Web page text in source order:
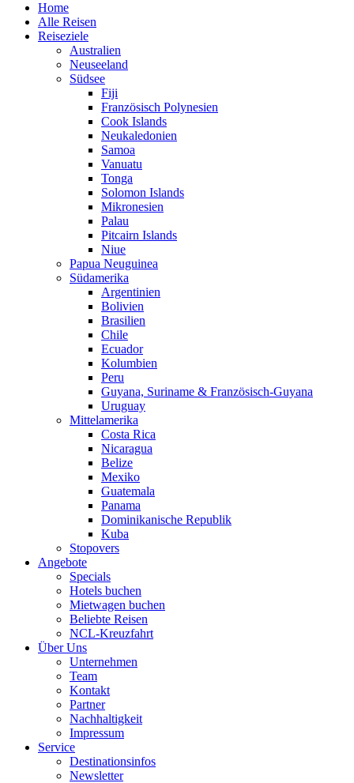
Home
Alle Reisen
Reiseziele
Australien
Neuseeland
Südsee
Fiji
Französisch Polynesien
Cook Islands
Neukaledonien
Samoa
Vanuatu
Tonga
Solomon Islands
Mikronesien
Palau
Pitcairn Islands
Niue
Papua Neuguinea
Südamerika
Argentinien
Bolivien
Brasilien
Chile
Ecuador
Kolumbien
Peru
Guyana, Suriname & Französisch-Guyana
Uruguay
Mittelamerika
Costa Rica
Nicaragua
Belize
Mexiko
Guatemala
Panama
Dominikanische Republik
Kuba
Stopovers
Angebote
Specials
Hotels buchen
Mietwagen buchen
Beliebte Reisen
NCL-Kreuzfahrt
Über Uns
Unternehmen
Team
Kontakt
Partner
Nachhaltigkeit
Impressum
Service
Destinationsinfos
Newsletter